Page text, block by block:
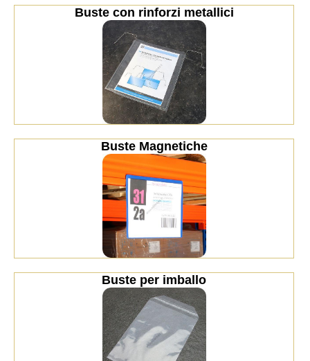
Buste con rinforzi metallici
Buste Magnetiche
Buste per imballo